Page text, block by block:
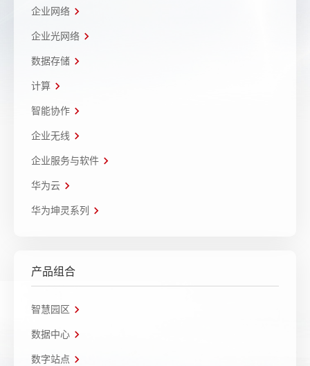
企业网络
企业光网络
数据存储
计算
智能协作
企业无线
企业服务与软件
华为云
华为坤灵系列
产品组合
智慧园区
数据中心
数字站点